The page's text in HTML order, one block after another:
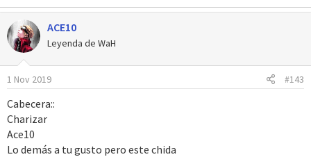
ACE10
Leyenda de WaH
1 Nov 2019 #143
Cabecera::
Charizar
Ace10
Lo demás a tu gusto pero este chida